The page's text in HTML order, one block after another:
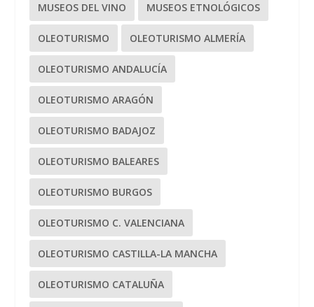
MUSEOS DEL VINO MUSEOS ETNOLÓGICOS
OLEOTURISMO OLEOTURISMO ALMERÍA
OLEOTURISMO ANDALUCÍA
OLEOTURISMO ARAGÓN
OLEOTURISMO BADAJOZ
OLEOTURISMO BALEARES
OLEOTURISMO BURGOS
OLEOTURISMO C. VALENCIANA
OLEOTURISMO CASTILLA-LA MANCHA
OLEOTURISMO CATALUÑA